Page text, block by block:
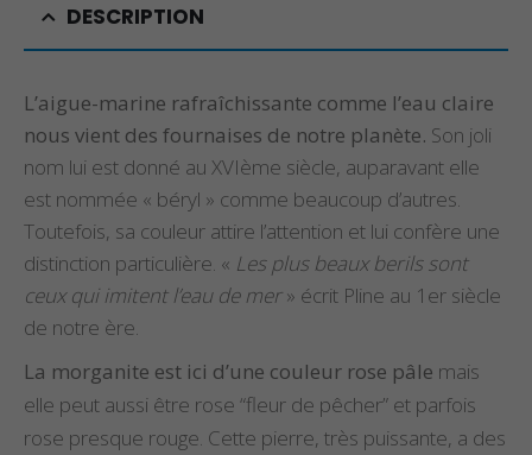
DESCRIPTION
L’aigue-marine rafraîchissante comme l’eau claire
nous vient des fournaises de notre planète. Son joli
nom lui est donné au XVIème siècle, auparavant elle
est nommée « béryl » comme beaucoup d’autres.
Toutefois, sa couleur attire l’attention et lui confère une
distinction particulière. « Les plus beaux berils sont
ceux qui imitent l’eau de mer» écrit Pline au 1er siècle
de notre ère.
La morganite est ici d’une couleur rose pâle mais
elle peut aussi être rose “fleur de pêcher” et parfois
rose presque rouge. Cette pierre, très puissante, a des